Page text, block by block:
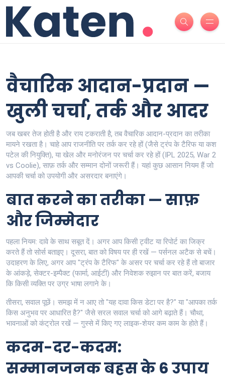
वैचारिक आदान-प्रदान —
खुली चर्चा, तर्क और आदर
जब खबर तेज होती है और राय टकराती है, तब वैचारिक आदान-प्रदान का तरीका
मायने रखता है। चाहे आप राजनीति पर तर्क कर रहे हों (जैसे ट्रंप के टैरिफ या कश
पटेल की नियुक्ति), या खेल और मनोरंजन पर चर्चा कर रहे हों (IPL 2025, War 2
vs Coolie), साफ़ तर्क और सम्मान दोनों जरूरी हैं। यहां कुछ आसान नियम हैं जो
आपकी चर्चा को उपयोगी और असरदार बनाएंगे।
बात करने का तरीका — साफ़
और जिम्मेदार
पहला नियम: दावे के साथ सबूत दें। अगर आप किसी ट्वीट या रिपोर्ट का जिक्र
करते हैं तो सोर्स बताइए। दूसरा, बात को विषय पर ही रखें — पर्सनल अटैक से बचें।
उदाहरण के लिए, अगर आप "ट्रंप के टैरिफ" के असर पर चर्चा कर रहे हैं तो बाजार
के आंकड़े, सेक्टर-इम्पैक्ट (फार्मा, आईटी) और निवेशक रुझान पर बात करें, बजाय
कि किसी व्यक्ति पर उग्र भाषा लगाने के।
तीसरा, सवाल पूछें। समझ में न आए तो "यह दावा किस डेटा पर है?" या "आपका तर्क
किस अनुभव पर आधारित है?" जैसे सरल सवाल चर्चा को आगे बढ़ाते हैं। चौथा,
भावनाओं को कंट्रोल रखें — गुस्से में किए गए लाइक-शेयर कम काम के होते हैं।
कदम-दर-कदम:
सम्मानजनक बहस के 6 उपाय